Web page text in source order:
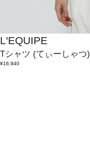
L'EQUIPE
Tシャツ (てぃーしゃつ)
¥16,940